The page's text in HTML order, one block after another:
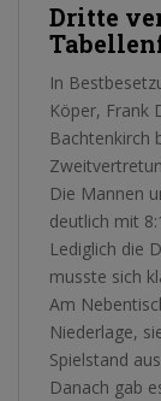
Dritte
In
Köper, Frank
Bachtenkirch
Die Mannen
deutlich mit
Lediglich die
musste sich
Am
Niederlage,
Spielstand
Danach gab